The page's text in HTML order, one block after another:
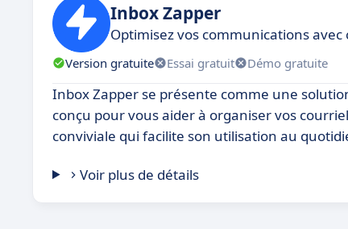
Inbox Zapper
Optimisez vos communications
Version gratuite Essai gratuit Démo gratuite
Inbox Zapper se présente comme une
conçu pour vous aider à organiser vos
conviviale qui facilite son utilisation au
Voir plus de détails